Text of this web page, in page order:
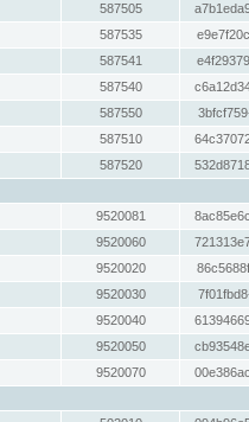
587505
587535
587541
587540
587550
587510
587520
9520081
9520060
9520020
9520030
9520040
9520050
9520070